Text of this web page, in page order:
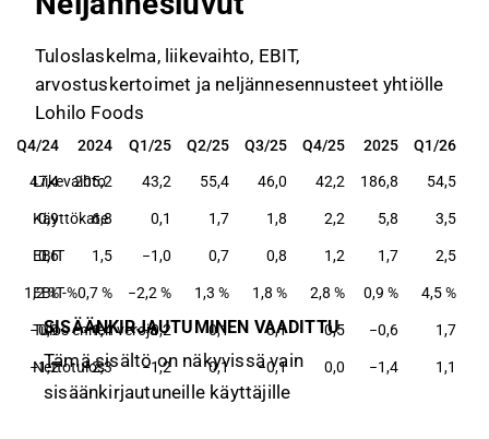
Tuloslaskelma, liikevaihto, EBIT,
arvostuskertoimet ja neljännesennusteet yhtiölle
Lohilo Foods
Q4/24 2024 Q1/25 Q2/25 Q3/25 Q4/25 2025 Q1/26
Q4/24 2024 Q1/25 Q2/25 Q3/25 Q4/25 2025 Q1/26
Liikevaihto
47,4 205,2 43,2 55,4 46,0 42,2 186,8 54,5
Käyttökate
0,9 6,8 0,1 1,7 1,8 2,2 5,8 3,5
EBIT
0,6 1,5 −1,0 0,7 0,8 1,2 1,7 2,5
EBIT-%
1,2 % 0,7 % −2,2 % 1,3 % 1,8 % 2,8 % 0,9 % 4,5 %
Tulos ennen veroja
−0,9 −1,4 −0,2 0,1 0,1 0,5 −0,6 1,7
Nettotulos
−1,2 −2,3 −1,2 0,1 −0,1 0,0 −1,4 1,1
SISÄÄNKIRJAUTUMINEN VAADITTU
Tämä sisältö on näkyvissä vain
sisäänkirjautuneille käyttäjille